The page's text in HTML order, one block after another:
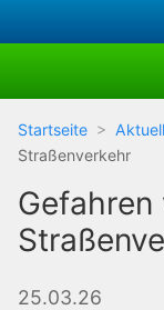
Startseite
Straßenverkehr
25.03.26